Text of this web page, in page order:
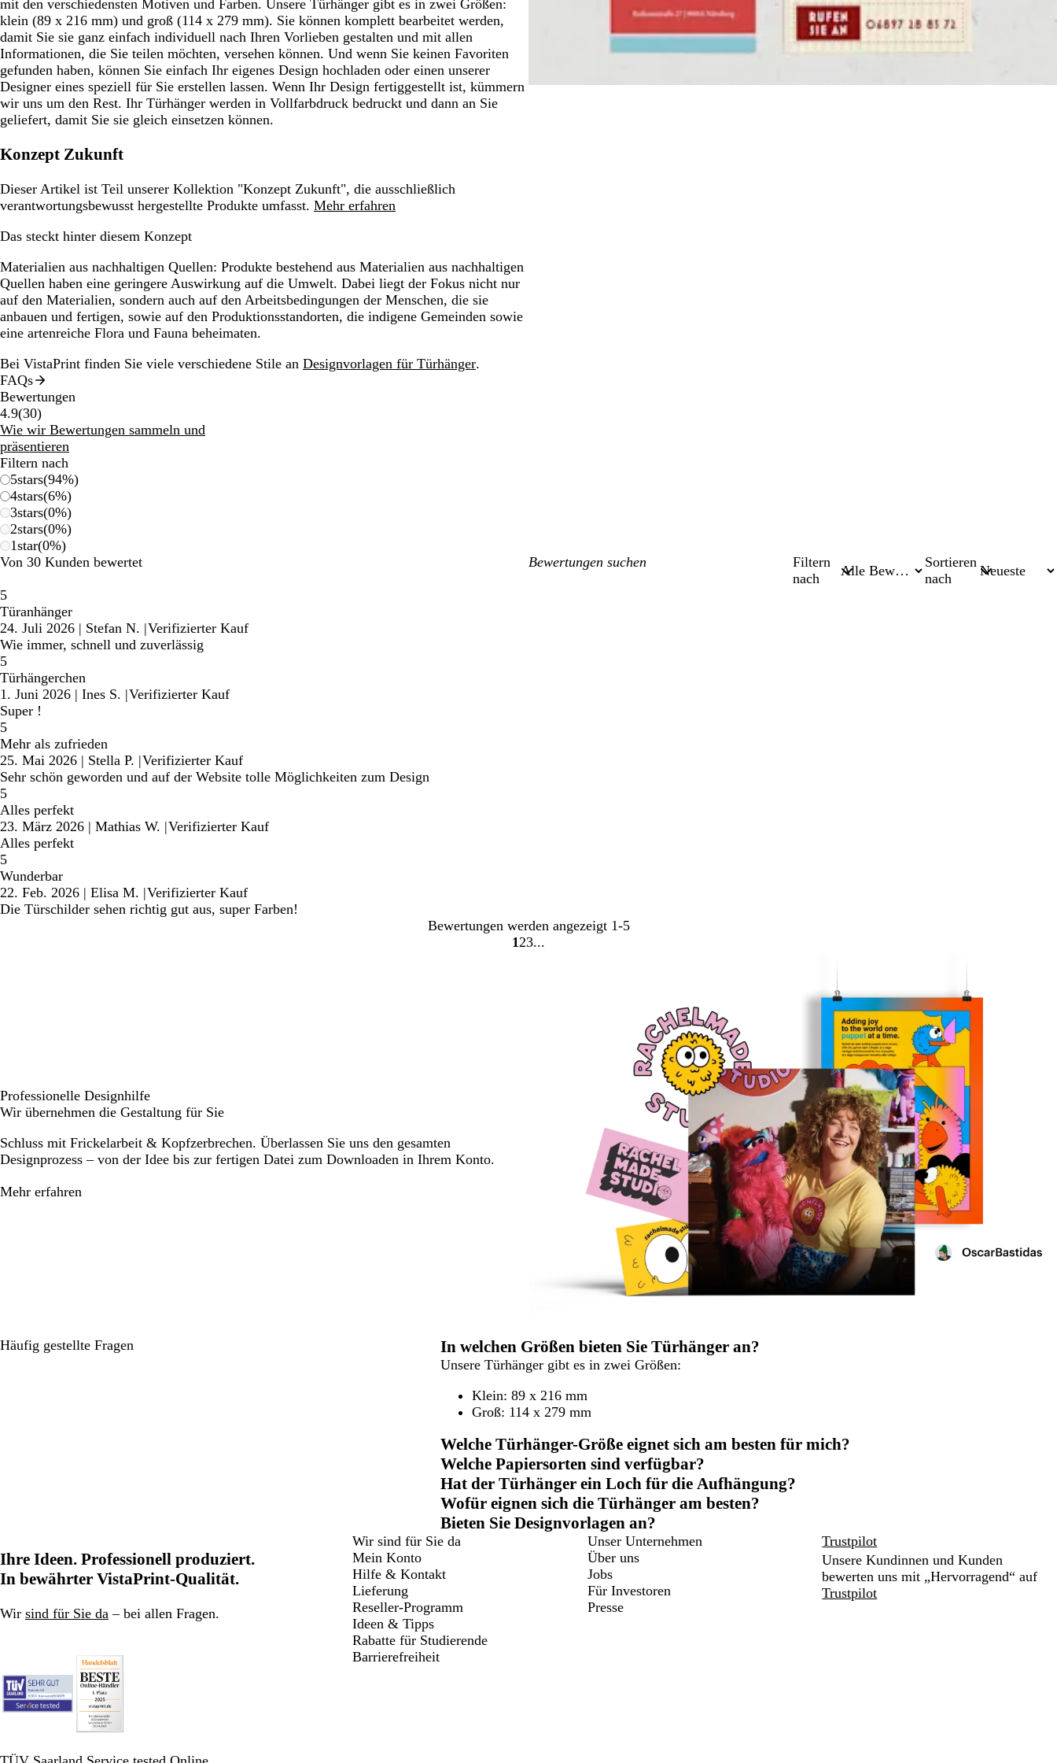
mit den verschiedensten Motiven und Farben. Unsere Türhänger gibt es in zwei Größen:
klein (89 x 216 mm) und groß (114 x 279 mm). Sie können komplett bearbeitet werden,
damit Sie sie ganz einfach individuell nach Ihren Vorlieben gestalten und mit allen
Informationen, die Sie teilen möchten, versehen können. Und wenn Sie keinen Favoriten
gefunden haben, können Sie einfach Ihr eigenes Design hochladen oder einen unserer
Designer eines speziell für Sie erstellen lassen. Wenn Ihr Design fertiggestellt ist, kümmern
wir uns um den Rest. Ihr Türhänger werden in Vollfarbdruck bedruckt und dann an Sie
geliefert, damit Sie sie gleich einsetzen können.
Konzept Zukunft
Dieser Artikel ist Teil unserer Kollektion "Konzept Zukunft", die ausschließlich
verantwortungsbewusst hergestellte Produkte umfasst. Mehr erfahren
Das steckt hinter diesem Konzept
Materialien aus nachhaltigen Quellen: Produkte bestehend aus Materialien aus nachhaltigen
Quellen haben eine geringere Auswirkung auf die Umwelt. Dabei liegt der Fokus nicht nur
auf den Materialien, sondern auch auf den Arbeitsbedingungen der Menschen, die sie
anbauen und fertigen, sowie auf den Produktionsstandorten, die indigene Gemeinden sowie
eine artenreiche Flora und Fauna beheimaten.
Bei VistaPrint finden Sie viele verschiedene Stile an Designvorlagen für Türhänger.
FAQs
Bewertungen
4.9(3030
Bewertungen
)
Wie wir Bewertungen sammeln und
präsentieren
Filtern nach
5stars(94%)
4stars(6%)
3stars(0%)
2stars(0%)
1star(0%)
Von 30 Kunden bewertet
Meine
Filtern
nach
Sortieren
nach
5
Türanhänger
24. Juli 2026 | Stefan N. |Verifizierter Kauf
Wie immer, schnell und zuverlässig
5
Türhängerchen
1. Juni 2026 | Ines S. |Verifizierter Kauf
Super !
5
Mehr als zufrieden
25. Mai 2026 | Stella P. |Verifizierter Kauf
Sehr schön geworden und auf der Website tolle Möglichkeiten zum Design
5
Alles perfekt
23. März 2026 | Mathias W. |Verifizierter Kauf
Alles perfekt
5
Wunderbar
22. Feb. 2026 | Elisa M. |Verifizierter Kauf
Die Türschilder sehen richtig gut aus, super Farben!
Bewertungen werden angezeigt 1-5
Gehe
1 Gehe
2 Gehe
3
Professionelle Designhilfe
Wir übernehmen die Gestaltung für Sie
Schluss mit Frickelarbeit & Kopfzerbrechen. Überlassen Sie uns den gesamten
Designprozess – von der Idee bis zur fertigen Datei zum Downloaden in Ihrem Konto.
Mehr erfahren
Häufig gestellte Fragen In welchen Größen bieten Sie Türhänger an?
Unsere Türhänger gibt es in zwei Größen:
Klein: 89 x 216 mm
Groß: 114 x 279 mm
Welche Türhänger-Größe eignet sich am besten für mich?
Welche Papiersorten sind verfügbar?
Hat der Türhänger ein Loch für die Aufhängung?
Wofür eignen sich die Türhänger am besten?
Bieten Sie Designvorlagen an?
Ihre Ideen. Professionell produziert.
In bewährter VistaPrint-Qualität.
Wir sind für Sie da – bei allen Fragen.
Wir sind für Sie da
Mein Konto
Hilfe & Kontakt
Lieferung
Reseller-Programm
Ideen & Tipps
Rabatte für Studierende
Barrierefreiheit
Unser Unternehmen
Über uns
Jobs
Für Investoren
Presse
Trustpilot
Unsere Kundinnen und Kunden
bewerten uns mit „Hervorragend“ auf
Trustpilot